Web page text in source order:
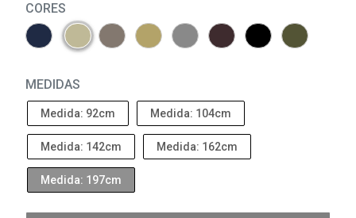
CORES
MEDIDAS
Medida: 92cm Medida: 104cm
Medida: 142cm Medida: 162cm
Medida: 197cm